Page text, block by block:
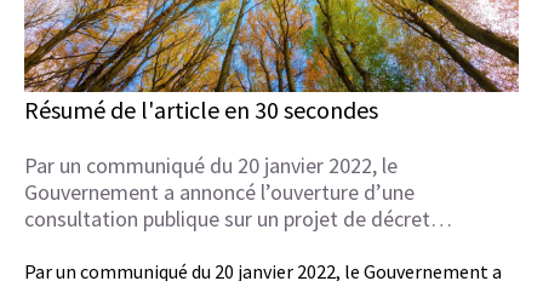
Résumé de l'article en 30 secondes
Par un communiqué du 20 janvier 2022, le
Gouvernement a annoncé l’ouverture d’une
consultation publique sur un projet de décret…
Par un communiqué du 20 janvier 2022, le Gouvernement a